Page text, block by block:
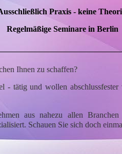
Praxis - keine
Regelmäßige Seminare in Berlin
Ihnen zu schaffen?
- tätig und wollen
aus nahezu allen
. Schauen Sie sich doch